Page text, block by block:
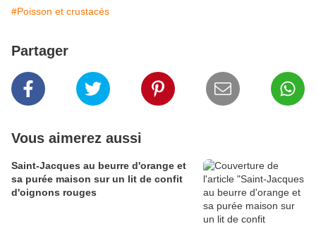
#Poisson et crustacés
Partager
Vous aimerez aussi
Saint-Jacques au beurre d'orange et
sa purée maison sur un lit de confit
d'oignons rouges